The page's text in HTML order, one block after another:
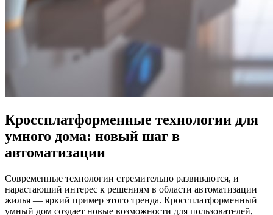
Кроссплатформенные технологии для
умного дома: новый шаг в
автоматизации
Современные технологии стремительно развиваются, и
нарастающий интерес к решениям в области автоматизации
жилья — яркий пример этого тренда. Кроссплатформенный
умный дом создает новые возможности для пользователей,